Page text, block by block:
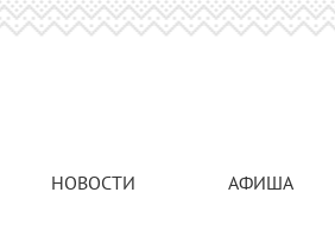
НОВОСТИ АФИША